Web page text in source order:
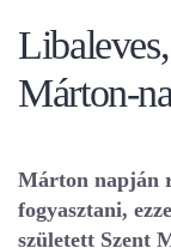
Márton-
Márton napján
fogyasztani,
született Szent